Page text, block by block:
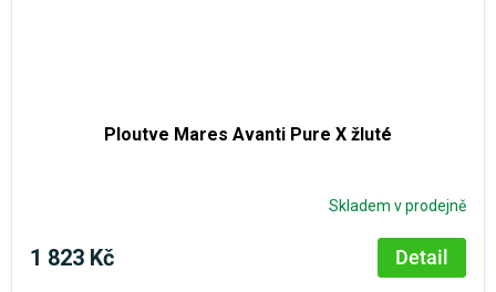
Ploutve Mares Avanti Pure X žluté
Skladem v prodejně
1 823 Kč Detail